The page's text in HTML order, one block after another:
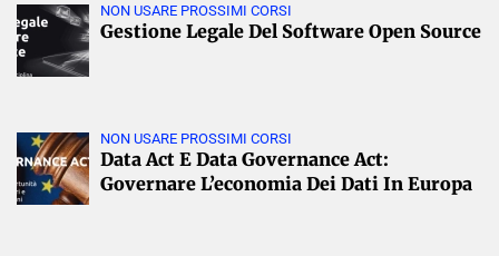
NON USARE PROSSIMI CORSI
Gestione Legale Del Software Open Source
NON USARE PROSSIMI CORSI
Data Act E Data Governance Act:
Governare L’economia Dei Dati In Europa